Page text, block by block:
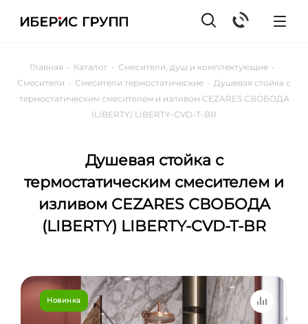
Главная - Каталог - Смесители, душ и комплектующие -
Смесители - Смесители термостатические - Душевая стойка с
термостатическим смесителем и изливом CEZARES СВОБОДА
(LIBERTY) LIBERTY-CVD-T-BR
Душевая стойка с
термостатическим смесителем и
изливом CEZARES СВОБОДА
(LIBERTY) LIBERTY-CVD-T-BR
Новинка